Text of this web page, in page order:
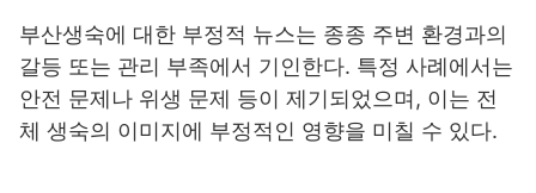
부산생숙에 대한 부정적 뉴스는 종종 주변 환경과의
갈등 또는 관리 부족에서 기인한다. 특정 사례에서는
안전 문제나 위생 문제 등이 제기되었으며, 이는 전
체 생숙의 이미지에 부정적인 영향을 미칠 수 있다.